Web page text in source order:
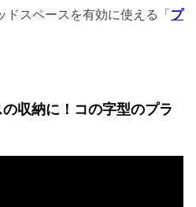
ドスペースを有効に使える「プ
収納に！コの字型のプラ